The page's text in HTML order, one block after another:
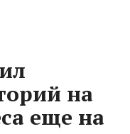
на
еще на